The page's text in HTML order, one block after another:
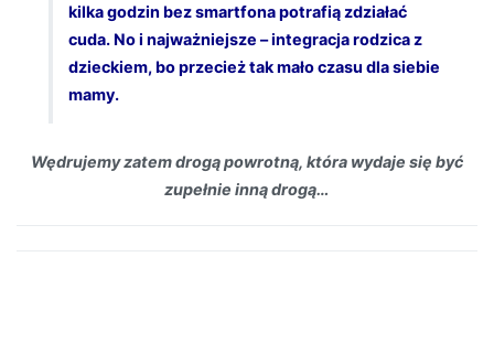
kilka godzin bez smartfona potrafią zdziałać
cuda. No i najważniejsze – integracja rodzica z
dzieckiem, bo przecież tak mało czasu dla siebie
mamy.
Wędrujemy zatem drogą powrotną, która wydaje się być
zupełnie inną drogą…